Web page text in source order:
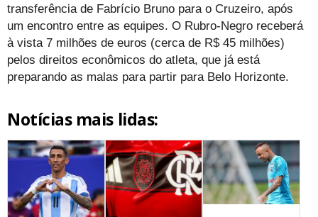
transferência de Fabrício Bruno para o Cruzeiro, após
um encontro entre as equipes. O Rubro-Negro receberá
à vista 7 milhões de euros (cerca de R$ 45 milhões)
pelos direitos econômicos do atleta, que já está
preparando as malas para partir para Belo Horizonte.
Notícias mais lidas: